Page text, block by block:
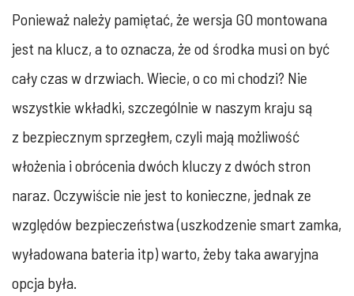
Ponieważ należy pamiętać, że wersja GO montowana
jest na klucz, a to oznacza, że od środka musi on być
cały czas w drzwiach. Wiecie, o co mi chodzi? Nie
wszystkie wkładki, szczególnie w naszym kraju są
z bezpiecznym sprzegłem, czyli mają możliwość
włożenia i obrócenia dwóch kluczy z dwóch stron
naraz. Oczywiście nie jest to konieczne, jednak ze
względów bezpieczeństwa (uszkodzenie smart zamka,
wyładowana bateria itp) warto, żeby taka awaryjna
opcja była.